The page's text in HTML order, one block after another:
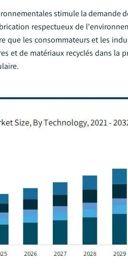
stimule la demande
respectueux de
que les consommateurs et les
et de matériaux recyclés dans la